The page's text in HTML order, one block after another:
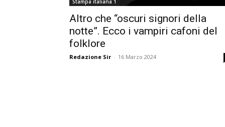
Stampa italiana 1
Altro che “oscuri signori della
notte”. Ecco i vampiri cafoni del
folklore
Redazione Sir - 16 Marzo 2024